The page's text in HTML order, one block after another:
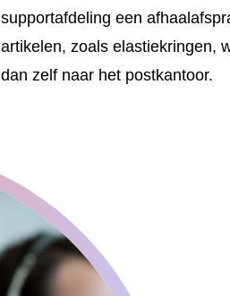
supportafdeling een
artikelen, zoals elastiekringen,
dan zelf naar het postkantoor.